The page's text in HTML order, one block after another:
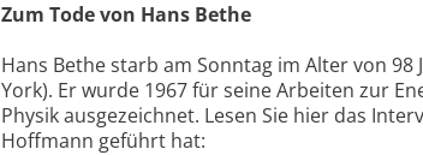
Zum Tode von Hans Bethe
Hans Bethe starb am Sonntag im Alter von
York). Er wurde 1967 für seine Arbeiten zur
Physik ausgezeichnet. Lesen Sie hier das
Hoffmann geführt hat: